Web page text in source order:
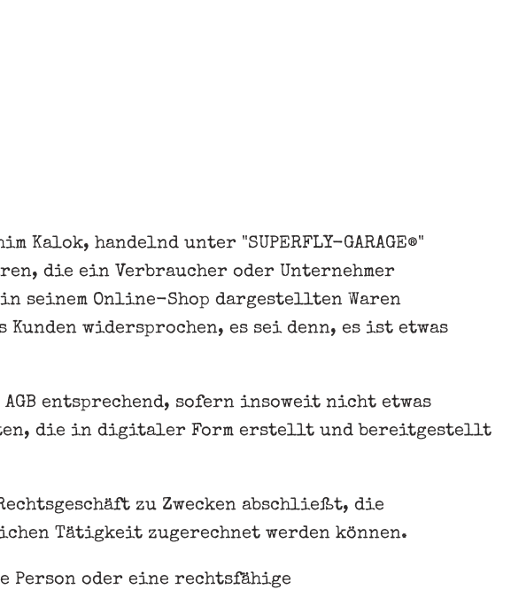
Kalok, handelnd unter "SUPERFLY-GARAGE®"
die ein Verbraucher oder Unternehmer
seinem Online-Shop dargestellten Waren
widersprochen, es sei denn, es ist etwas
entsprechend, sofern insoweit nicht etwas
die in digitaler Form erstellt und bereitgestellt
zu Zwecken abschließt, die
Tätigkeit zugerechnet werden können.
oder eine rechtsfähige